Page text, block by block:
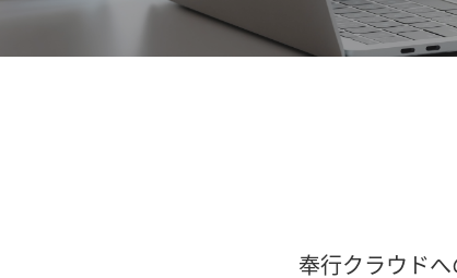
奉行クラウド